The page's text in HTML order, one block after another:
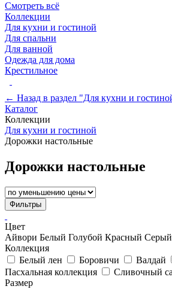
Смотреть всё
Коллекции
Для кухни и гостиной
Для спальни
Для ванной
Одежда для дома
Крестильное
← Назад в раздел "Для кухни и
Каталог
Коллекции
Для кухни и гостиной
Дорожки настольные
Дорожки настольные
Фильтры
Цвет
Айвори Белый Голубой Красный Серый
Коллекция
Белый лен
Боровичи Валдай
Пасхальная коллекция
Сливочный
Размер